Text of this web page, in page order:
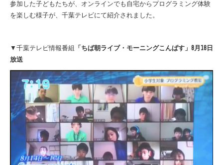
参加した子どもたちが、オンラインでも自宅からプログラミング体験
を楽しむ様子が、千葉テレビにて紹介されました。
▼千葉テレビ情報番組 「ちば朝ライブ・モーニングこんぱす」8月18日
放送